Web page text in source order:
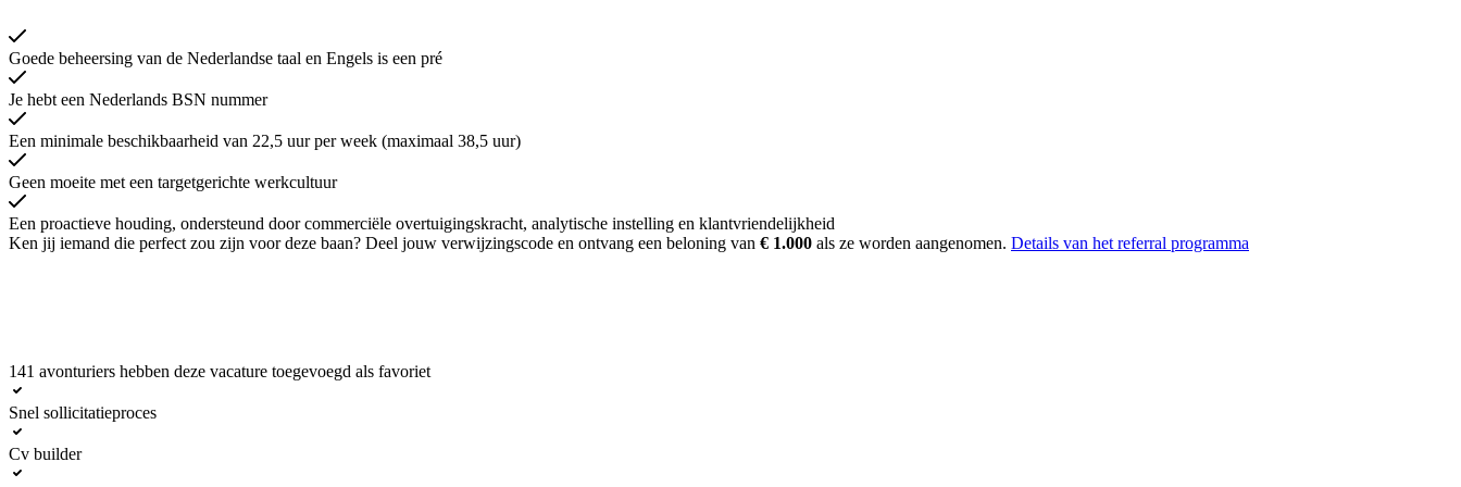
Goede beheersing van de Nederlandse taal en Engels is een pré
Je hebt een Nederlands BSN nummer
Een minimale beschikbaarheid van 22,5 uur per week (maximaal 38,5 uur)
Geen moeite met een targetgerichte werkcultuur
Een proactieve houding, ondersteund door commerciële overtuigingskracht, analytische instelling en klantvriendelijkheid
Ken jij iemand die perfect zou zijn voor deze baan? Deel jouw verwijzingscode en ontvang een beloning van € 1.000 als ze worden aangenomen. Details van het referral programma
Solliciteer nu
141 avonturiers hebben deze vacature toegevoegd als favoriet
Snel sollicitatieproces
Cv builder